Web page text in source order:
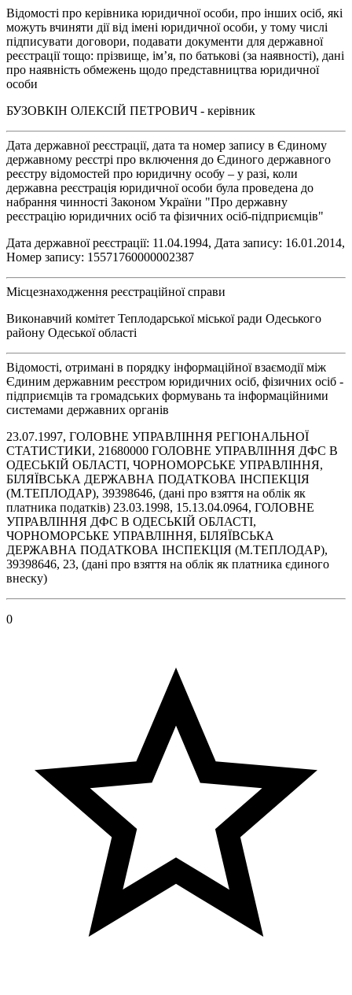
Відомості про керівника юридичної особи, про інших осіб, які
можуть вчиняти дії від імені юридичної особи, у тому числі
підписувати договори, подавати документи для державної
реєстрації тощо: прізвище, ім’я, по батькові (за наявності), дані
про наявність обмежень щодо представництва юридичної
особи
БУЗОВКІН ОЛЕКСІЙ ПЕТРОВИЧ - керівник
Дата державної реєстрації, дата та номер запису в Єдиному
державному реєстрі про включення до Єдиного державного
реєстру відомостей про юридичну особу – у разі, коли
державна реєстрація юридичної особи була проведена до
набрання чинності Законом України "Про державну
реєстрацію юридичних осіб та фізичних осіб-підприємців"
Дата державної реєстрації: 11.04.1994, Дата запису: 16.01.2014,
Номер запису: 15571760000002387
Місцезнаходження реєстраційної справи
Виконавчий комітет Теплодарської міської ради Одеського
району Одеської області
Відомості, отримані в порядку інформаційної взаємодії між
Єдиним державним реєстром юридичних осіб, фізичних осіб -
підприємців та громадських формувань та інформаційними
системами державних органів
23.07.1997, ГОЛОВНЕ УПРАВЛІННЯ РЕГІОНАЛЬНОЇ
СТАТИСТИКИ, 21680000 ГОЛОВНЕ УПРАВЛIННЯ ДФС В
ОДЕСЬКIЙ ОБЛАСТI, ЧОРНОМОРСЬКЕ УПРАВЛIННЯ,
БIЛЯЇВСЬКА ДЕРЖАВНА ПОДАТКОВА IНСПЕКЦIЯ
(М.ТЕПЛОДАР), 39398646, (дані про взяття на облік як
платника податків) 23.03.1998, 15.13.04.0964, ГОЛОВНЕ
УПРАВЛIННЯ ДФС В ОДЕСЬКIЙ ОБЛАСТI,
ЧОРНОМОРСЬКЕ УПРАВЛIННЯ, БIЛЯЇВСЬКА
ДЕРЖАВНА ПОДАТКОВА IНСПЕКЦIЯ (М.ТЕПЛОДАР),
39398646, 23, (дані про взяття на облік як платника єдиного
внеску)
0